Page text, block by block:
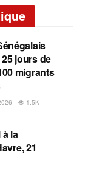
jours de
migrants
1.5K
la
21